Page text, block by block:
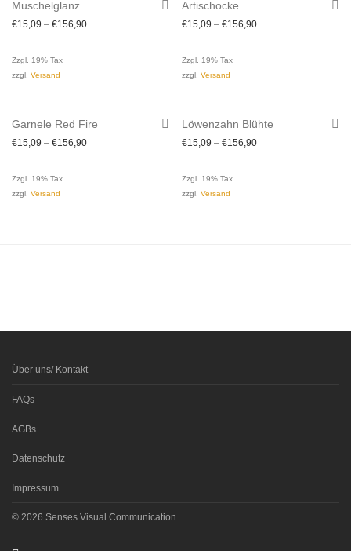
Muschelglanz
€15,09 – €156,90
Zzgl. 19% Tax
zzgl. Versand
Artischocke
€15,09 – €156,90
Zzgl. 19% Tax
zzgl. Versand
Garnele Red Fire
€15,09 – €156,90
Zzgl. 19% Tax
zzgl. Versand
Löwenzahn Blühte
€15,09 – €156,90
Zzgl. 19% Tax
zzgl. Versand
Über uns/ Kontakt
FAQs
AGBs
Datenschutz
Impressum
© 2026 Senses Visual Communication